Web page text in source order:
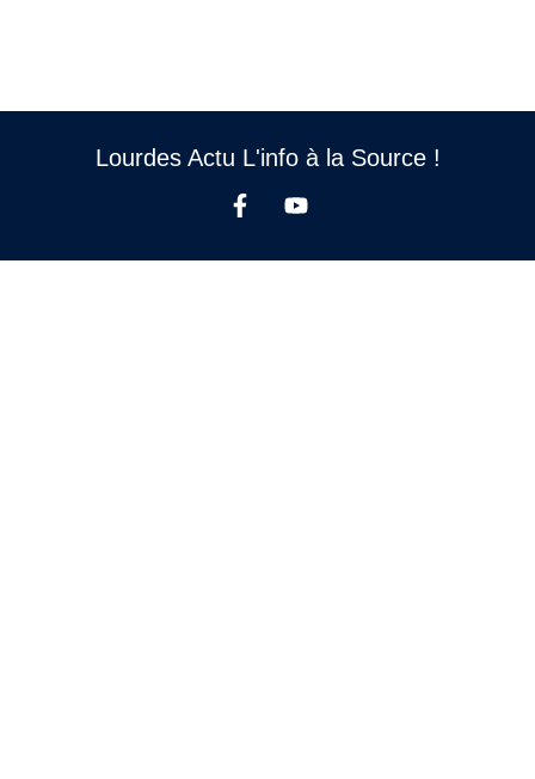
Lourdes Actu L'info à la Source !